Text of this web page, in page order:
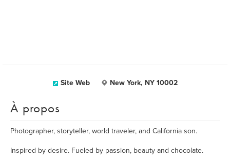
Site Web New York, NY 10002
À propos
Photographer, storyteller, world traveler, and California son.
Inspired by desire. Fueled by passion, beauty and chocolate.